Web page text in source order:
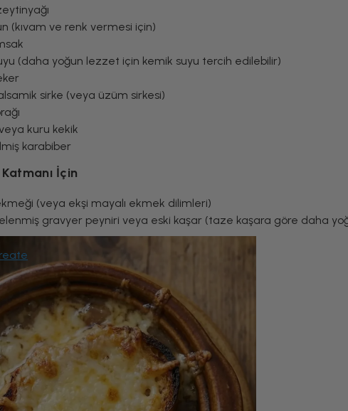
(kıvam ve renk vermesi için)
(daha yoğun lezzet için kemik suyu tercih edilebilir)
sirke (veya üzüm sirkesi)
veya kuru kekik
karabiber
İçin
(veya ekşi mayalı ekmek dilimleri)
gravyer peyniri veya eski kaşar (taze kaşara göre daha